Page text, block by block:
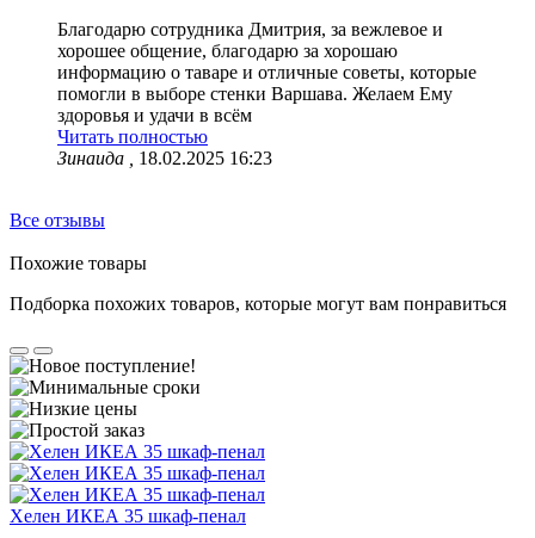
Благодарю сотрудника Дмитрия, за вежлевое и
хорошее общение, благодарю за хорошаю
информацию о таваре и отличные советы, которые
помогли в выборе стенки Варшава. Желаем Ему
здоровья и удачи в всём
Читать полностью
Зинаида ,
18.02.2025 16:23
Все отзывы
Похожие товары
Подборка похожих товаров, которые могут вам понравиться
Хелен ИКЕА 35 шкаф-пенал